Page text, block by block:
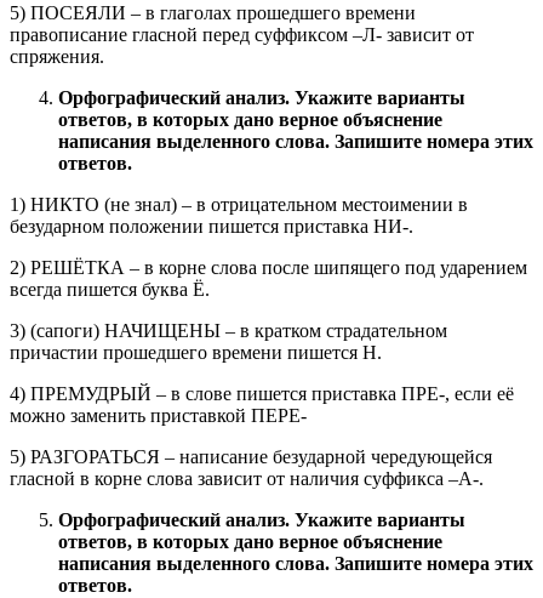
5) ПОСЕЯЛИ – в глаголах прошедшего времени
правописание гласной перед суффиксом –Л- зависит от
спряжения.
Орфографический анализ. Укажите варианты
ответов, в которых дано верное объяснение
написания выделенного слова. Запишите номера этих
ответов.
1) НИКТО (не знал) – в отрицательном местоимении в
безударном положении пишется приставка НИ-.
2) РЕШЁТКА – в корне слова после шипящего под ударением
всегда пишется буква Ё.
3) (сапоги) НАЧИЩЕНЫ – в кратком страдательном
причастии прошедшего времени пишется Н.
4) ПРЕМУДРЫЙ – в слове пишется приставка ПРЕ-, если её
можно заменить приставкой ПЕРЕ-
5) РАЗГОРАТЬСЯ – написание безударной чередующейся
гласной в корне слова зависит от наличия суффикса –А-.
Орфографический анализ. Укажите варианты
ответов, в которых дано верное объяснение
написания выделенного слова. Запишите номера этих
ответов.